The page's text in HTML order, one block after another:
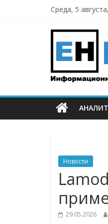
содержимому
Среда, 5
—
о
E-
Новости
29.05.2026